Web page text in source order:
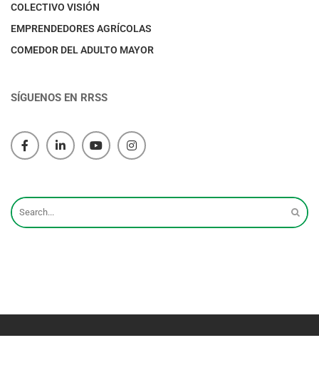
COLECTIVO VISIÓN
EMPRENDEDORES AGRÍCOLAS
COMEDOR DEL ADULTO MAYOR
SÍGUENOS EN RRSS